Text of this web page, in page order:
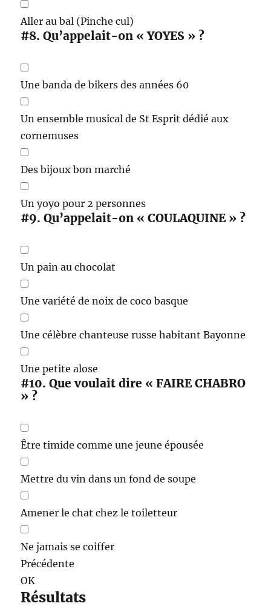
Aller au bal (Pinche cul)
#8. Qu’appelait-on « YOYES » ?
Une banda de bikers des années 60
Un ensemble musical de St Esprit dédié aux
cornemuses
Des bijoux bon marché
Un yoyo pour 2 personnes
#9. Qu’appelait-on « COULAQUINE » ?
Un pain au chocolat
Une variété de noix de coco basque
Une célèbre chanteuse russe habitant Bayonne
Une petite alose
#10. Que voulait dire « FAIRE CHABRO
» ?
Être timide comme une jeune épousée
Mettre du vin dans un fond de soupe
Amener le chat chez le toiletteur
Ne jamais se coiffer
Précédente
OK
Résultats